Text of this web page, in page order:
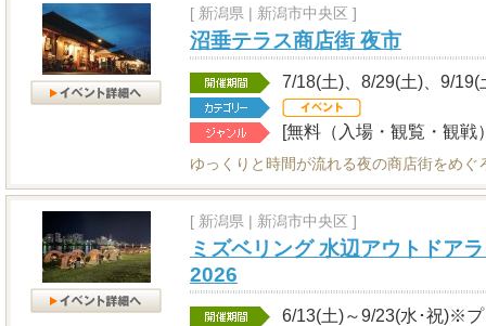
[ 新潟県 | 新潟市中央区 ]
沼垂テラス商店街 夜市
7/18(土)、8/29(土)、9/19(
[無料（入場・観覧・観戦
ゆっくりと時間が流れる夜の商店街をめぐ
[ 新潟県 | 新潟市中央区 ]
ミズベリング 水辺アウトドア
2026
6/13(土)～9/23(水･祝)※